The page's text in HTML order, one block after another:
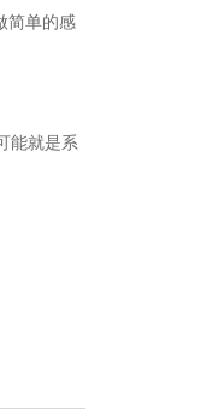
简单的感
能就是系